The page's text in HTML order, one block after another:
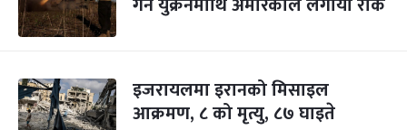
इजरायलमा इरानको मिसाइल
आक्रमण, ८ को मृत्यु, ८७ घाइते